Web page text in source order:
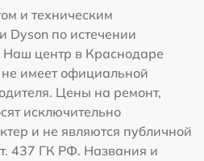
и техническим
Dyson по истечении
Наш центр в Краснодаре
имеет официальной
Цены на ремонт,
исключительно
и не являются публичной
437 ГК РФ. Названия и